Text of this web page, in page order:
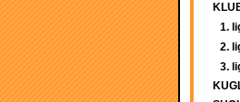
1.
2.
3.